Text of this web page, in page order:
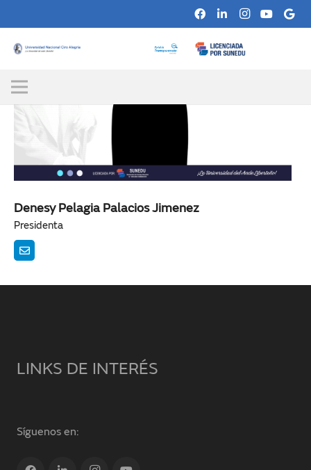
Denesy Pelagia Palacios Jimenez
Presidenta
LINKS DE INTERÉS
Síguenos en: